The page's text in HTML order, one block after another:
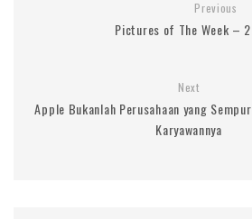
Previous
Pictures of The Week –
Next
Apple Bukanlah Perusahaan yang
Karyawannya